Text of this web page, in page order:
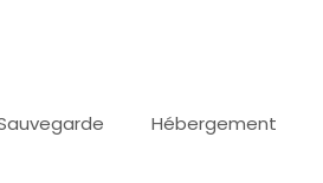
Hébergement